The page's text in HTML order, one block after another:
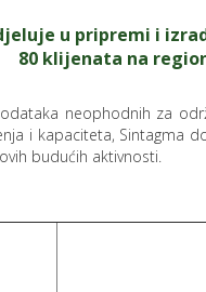
u pripremi i
80 klijenata na
neophodnih za
i kapaciteta, Sintagma
budućih aktivnosti.